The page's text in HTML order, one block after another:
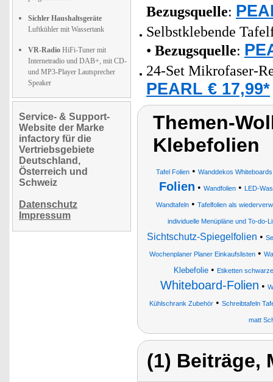
Sichler Haushaltsgeräte
Luftkühler mit Wassertank
VR-Radio HiFi-Tuner mit
Internetradio und DAB+, mit CD-
und MP3-Player Lautsprecher
Speaker
Service- & Support-
Website der Marke
infactory für die
Vertriebsgebiete
Deutschland,
Österreich und
Schweiz
Datenschutz
Impressum
Bezugsquelle:
Selbstklebende
• Bezugsquelle:
24-Set Mikrofaser-
PEARL € 17,99*
Themen-
Klebefolien
Tafel Folien • Wanddekos
Folien • Wandfolien• LED-
Wandtafeln• Tafelfolien als
individuelle Menüpläne und To-do-
Sichtschutz-Spiegelfolien •
Wochenplaner Planer Einkaufslisten •
Klebefolie • Etiketten
Whiteboard-Folien •
Kühlschrank Zubehör• Schreibtafeln
matt
(1) Beiträge,